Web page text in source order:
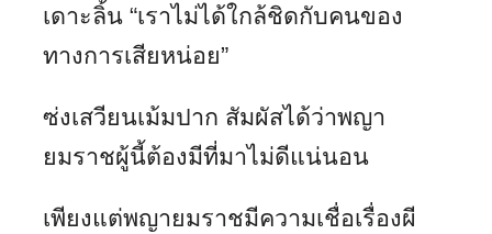
เดาะลิ้น “เราไม่ได้ใกล้ชิดกับคนของ
ทางการเสียหน่อย”
ซ่งเสวียนเม้มปาก สัมผัสได้ว่าพญา
ยมราชผู้นี้ต้องมีที่มาไม่ดีแน่นอน
เพียงแต่พญายมราชมีความเชื่อเรื่องผี